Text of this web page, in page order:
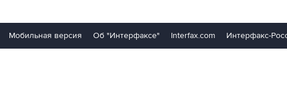
Мобильная версия Об "Интерфаксе" Interfax.com Интерфакс-